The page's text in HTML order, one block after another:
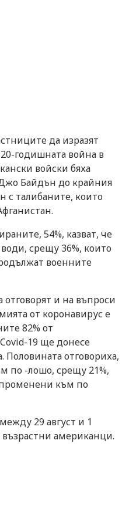
да изразят
годишната война в
войски бяха
Байдън до крайния
с талибаните, които
54%, казват, че
срещу 36%, които
военните
и на въпроси
от коронавирус е
82% от
19 ще донесе
Половината отговориха,
по -лошо, срещу 21%,
към по
29 август и 1
американци.